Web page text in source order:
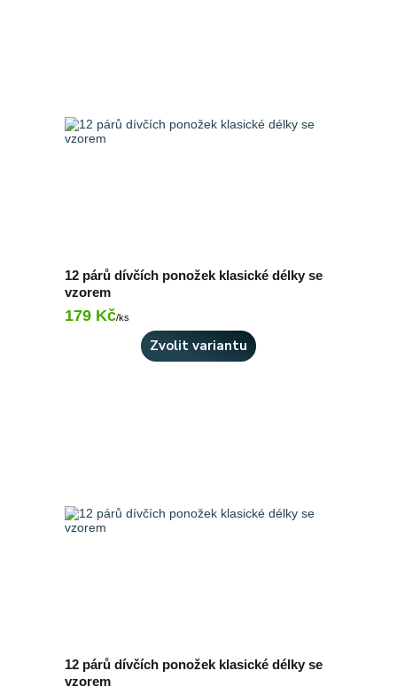
12 párů dívčích ponožek klasické délky se
vzorem
179 Kč/ks
Zvolit variantu
12 párů dívčích ponožek klasické délky se
vzorem